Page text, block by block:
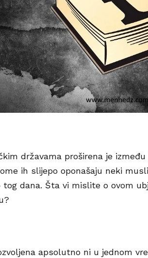
državama proširena je
ih slijepo oponašaju neki
tog dana. Šta vi mislite o ovom ub
apsolutno ni u jednom